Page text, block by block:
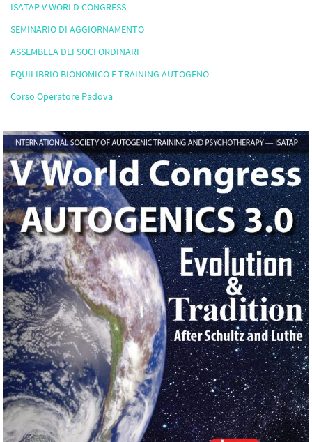
ISATAP V WORLD CONGRESS
SEMINARIO DI AGGIORNAMENTO
ASSEMBLEA DEI SOCI ORDINARI
EQUILIBRIO BIONOMICO E TRAINING AUTOGENO
Corso Operatore Padova